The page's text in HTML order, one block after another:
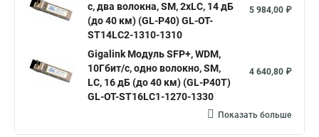
с, два волокна, SM, 2хLC, 14 дБ
(до 40 км) (GL-P40) GL-OT-
ST14LC2-1310-1310
5 984,00 ₽
Gigalink Модуль SFP+, WDM,
10Гбит/с, одно волокно, SM,
LC, 16 дБ (до 40 км) (GL-P40T)
GL-OT-ST16LC1-1270-1330
4 640,80 ₽
Показать больше